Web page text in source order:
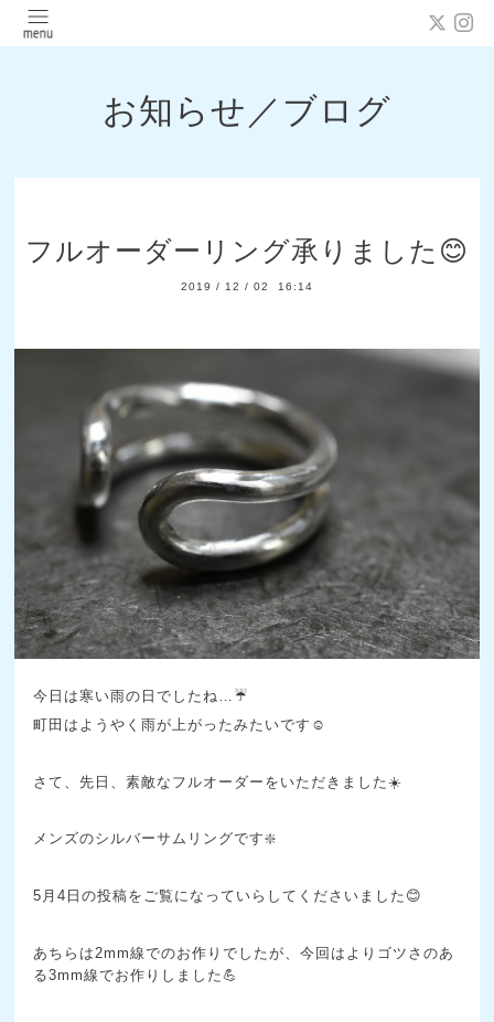
お知らせ／ブログ
フルオーダーリング承りました😊
2019 / 12 / 02 16:14
今日は寒い雨の日でしたね…☔
町田はようやく雨が上がったみたいです☺️
さて、先日、素敵なフルオーダーをいただきました☀️
メンズのシルバーサムリングです❇️
5月4日の投稿をご覧になっていらしてくださいました😊
あちらは2mm線でのお作りでしたが、今回はよりゴツさのあ
る3mm線でお作りしました💪